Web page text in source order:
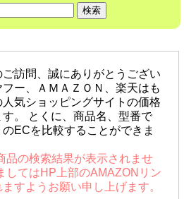
訪問、誠にありがとうござい
ー、ＡＭＡＺＯＮ、楽天はも
気ショッピングサイトの価格
。 とくに、商品名、型番で
ECを比較することができま
の検索結果が表示されませ
してはHP上部のAMAZONリン
すようお願い申し上げます。